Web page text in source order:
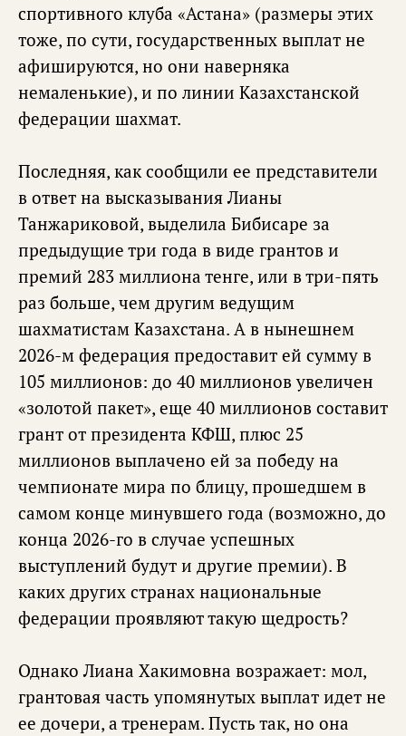
спортивного клуба «Астана» (размеры этих
тоже, по сути, государственных выплат не
афишируются, но они наверняка
немаленькие), и по линии Казахстанской
федерации шахмат.
Последняя, как сообщили ее представители
в ответ на высказывания Лианы
Танжариковой, выделила Бибисаре за
предыдущие три года в виде грантов и
премий 283 миллиона тенге, или в три-пять
раз больше, чем другим ведущим
шахматистам Казахстана. А в нынешнем
2026-м федерация предоставит ей сумму в
105 миллионов: до 40 миллионов увеличен
«золотой пакет», еще 40 миллионов составит
грант от президента КФШ, плюс 25
миллионов выплачено ей за победу на
чемпионате мира по блицу, прошедшем в
самом конце минувшего года (возможно, до
конца 2026-го в случае успешных
выступлений будут и другие премии). В
каких других странах национальные
федерации проявляют такую щедрость?
Однако Лиана Хакимовна возражает: мол,
грантовая часть упомянутых выплат идет не
ее дочери, а тренерам. Пусть так, но она